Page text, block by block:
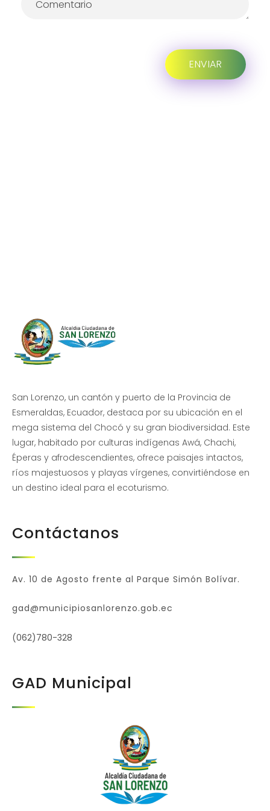
San Lorenzo, un cantón y puerto de la Provincia de
Esmeraldas, Ecuador, destaca por su ubicación en el
mega sistema del Chocó y su gran biodiversidad. Este
lugar, habitado por culturas indígenas Awá, Chachi,
Éperas y afrodescendientes, ofrece paisajes intactos,
ríos majestuosos y playas vírgenes, convirtiéndose en
un destino ideal para el ecoturismo.
Contáctanos
Av. 10 de Agosto frente al Parque Simón Bolívar.
gad@municipiosanlorenzo.gob.ec
(062)780-328
GAD Municipal